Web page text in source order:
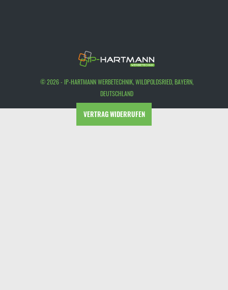
© 2026 - IP-HARTMANN WERBETECHNIK, WILDPOLDSRIED, BAYERN,
DEUTSCHLAND
VERTRAG WIDERRUFEN